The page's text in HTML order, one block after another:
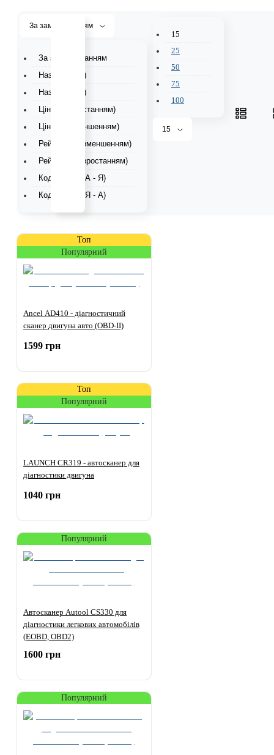
За замовчуванням
За замовчуванням
Назва (А - Я)
Назва (Я - А)
Ціна (за зростанням)
Ціна (за зменшенням)
Рейтинг (за зменшенням)
Рейтинг (за зростанням)
Код товару (А - Я)
Код товару (Я - А)
15
25
50
75
100
15
Топ
Популярний
Ancel AD410 - діагностичний
сканер двигуна авто (OBD-II)
1599 грн
Топ
Популярний
LAUNCH CR319 - автосканер для
діагностики двигуна
1040 грн
Популярний
Автосканер Autool CS330 для
діагностики легкових автомобілів
(EOBD, OBD2)
1600 грн
Популярний